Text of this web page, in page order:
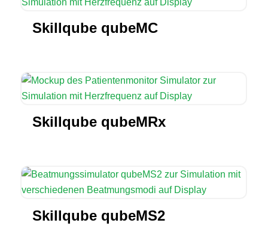
Skillqube qubeMC
Skillqube qubeMRx
Skillqube qubeMS2